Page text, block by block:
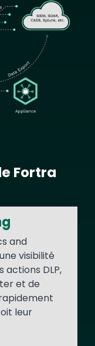
Fortra
and
visibilité
DLP,
et de
leur